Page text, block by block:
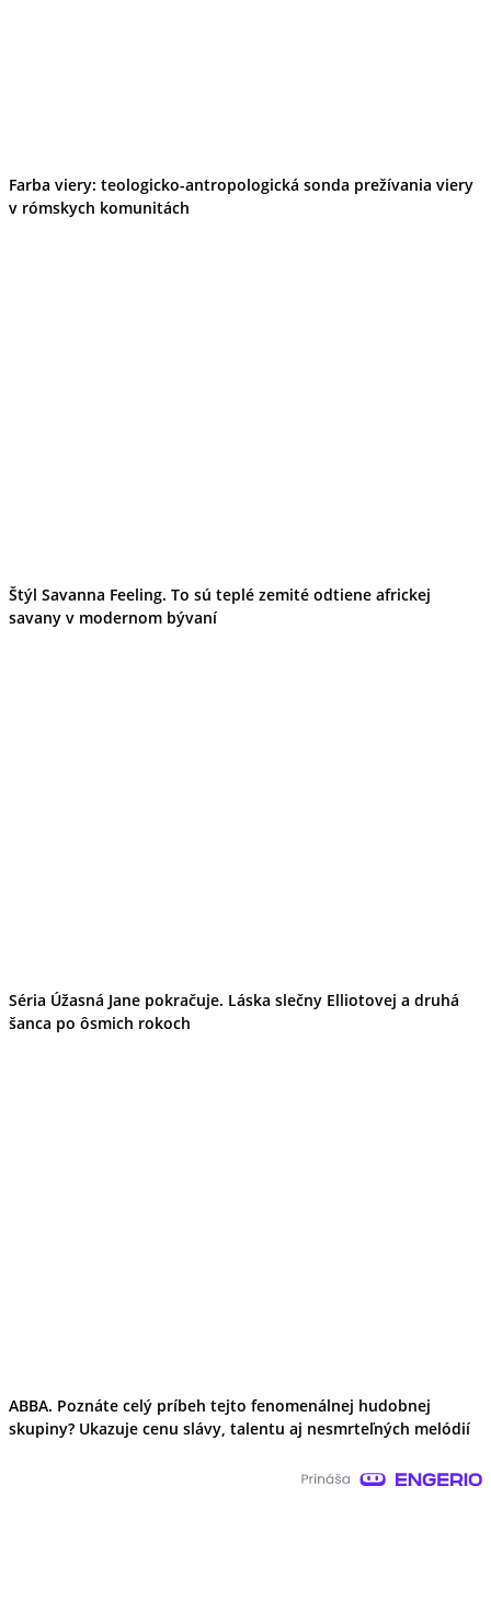
Farba viery: teologicko-antropologická sonda prežívania viery
v rómskych komunitách
Štýl Savanna Feeling. To sú teplé zemité odtiene africkej
savany v modernom bývaní
Séria Úžasná Jane pokračuje. Láska slečny Elliotovej a druhá
šanca po ôsmich rokoch
ABBA. Poznáte celý príbeh tejto fenomenálnej hudobnej
skupiny? Ukazuje cenu slávy, talentu aj nesmrteľných melódií